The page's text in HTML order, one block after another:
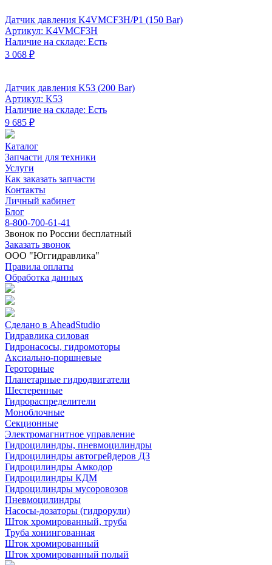
Датчик давления K4VMCF3H/P1 (150 Bar)
Артикул: K4VMCF3H
Наличие на складе: Есть
3 068 ₽
Датчик давления K53 (200 Bar)
Артикул: K53
Наличие на складе: Есть
9 685 ₽
Каталог
Запчасти для техники
Услуги
Как заказать запчасти
Контакты
Личный кабинет
Блог
8-800-700-61-41
Звонок по России бесплатный
Заказать звонок
ООО "Юггидравлика"
Правила оплаты
Обработка данных
Сделано в AheadStudio
Гидравлика силовая
Гидронасосы, гидромоторы
Аксиально-поршневые
Героторные
Планетарные гидродвигатели
Шестеренные
Гидрораспределители
Моноблочные
Секционные
Электромагнитное управление
Гидроцилиндры, пневмоцилиндры
Гидроцилиндры автогрейдеров ДЗ
Гидроцилиндры Амкодор
Гидроцилиндры КДМ
Гидроцилиндры мусоровозов
Пневмоцилиндры
Насосы-дозаторы (гидрорули)
Шток хромированный, труба
Труба хонингованная
Шток хромированный
Шток хромированный полый